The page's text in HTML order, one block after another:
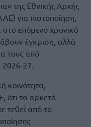
της Εθνικής Αρχής
για πιστοποίηση,
επόμενο χρονικό
έγκριση, αλλά
τους από
2026-27.
κοινότητα,
ότι το αρκετά
τεθεί από το